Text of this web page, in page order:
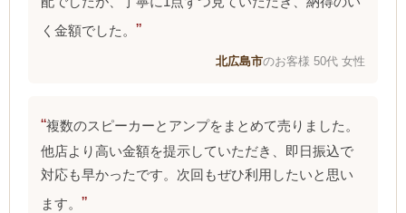
く金額でした。
北広島市のお客様 50代 女性
複数のスピーカーとアンプをまとめて売りました。
他店より高い金額を提示していただき、即日振込で
対応も早かったです。次回もぜひ利用したいと思い
ます。